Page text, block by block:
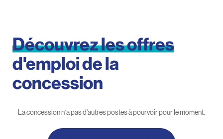
Découvrezlesoffres
d'emploide la
concession
La concession n’a pas d'autres postes à pourvoir pour le moment.